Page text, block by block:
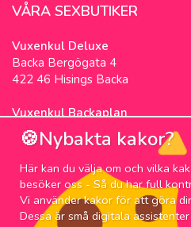
VÅRA SEXBUTIKER
Vuxenkul Deluxe
Backa Bergögata 4
422 46 Hisings Backa
Vuxenkul Backaplan
Färgfabriksgatan 3
417 05 Göteborg
NYHETSBREV
Prenumerera på nyhetsbrevet
🍪Nybakta kakor?
Här kan du välja om och vilka
besöker oss - Så du har full
Vi använder kakor för att göra
Dessa är små digitala